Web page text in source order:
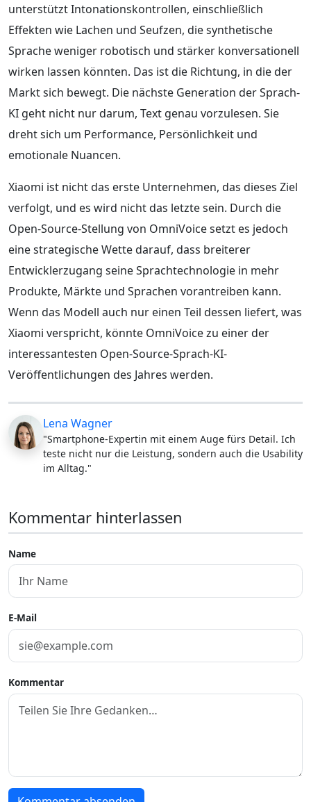
unterstützt Intonationskontrollen, einschließlich
Effekten wie Lachen und Seufzen, die synthetische
Sprache weniger robotisch und stärker konversationell
wirken lassen könnten. Das ist die Richtung, in die der
Markt sich bewegt. Die nächste Generation der Sprach-
KI geht nicht nur darum, Text genau vorzulesen. Sie
dreht sich um Performance, Persönlichkeit und
emotionale Nuancen.
Xiaomi ist nicht das erste Unternehmen, das dieses Ziel
verfolgt, und es wird nicht das letzte sein. Durch die
Open-Source-Stellung von OmniVoice setzt es jedoch
eine strategische Wette darauf, dass breiterer
Entwicklerzugang seine Sprachtechnologie in mehr
Produkte, Märkte und Sprachen vorantreiben kann.
Wenn das Modell auch nur einen Teil dessen liefert, was
Xiaomi verspricht, könnte OmniVoice zu einer der
interessantesten Open-Source-Sprach-KI-
Veröffentlichungen des Jahres werden.
Lena Wagner
"Smartphone-Expertin mit einem Auge fürs Detail. Ich
teste nicht nur die Leistung, sondern auch die Usability
im Alltag."
Kommentar hinterlassen
Name
E-Mail
Kommentar